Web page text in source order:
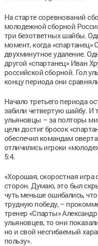
На старте соревнований
молодежной сборной
три безответных шайбы.
момент, когда
двухминутное удаление.
другой «спартанец» Иван
российской сборной. Гол
концу периода они
Начало третьего периода
забили четвертую шайбу. И
ульяновцы – за полторы
цели достиг бросок
обеспечил командам
отличились игроки
5:4.
«Хорошая, скоростная
сторон. Думаю, это был
чуть меньше ошибались,
трудную победу, –
тренер «Спарты»
ульяновцев, то они
но и свой несгибаемый
пользу».